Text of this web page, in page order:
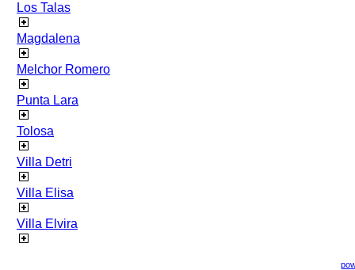
Los Talas
Magdalena
Melchor Romero
Punta Lara
Tolosa
Villa Detri
Villa Elisa
Villa Elvira